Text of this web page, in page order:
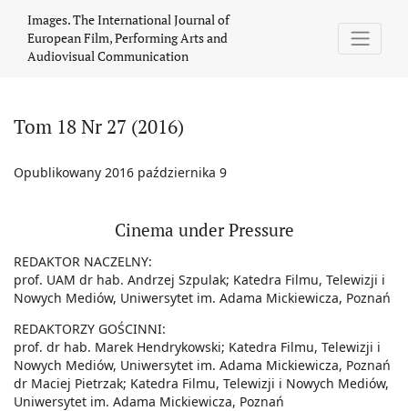
Images. The International Journal of
European Film, Performing Arts and
Audiovisual Communication
Tom 18 Nr 27 (2016)
Opublikowany 2016 października 9
Cinema under Pressure
REDAKTOR NACZELNY:
prof. UAM dr hab. Andrzej Szpulak; Katedra Filmu, Telewizji i
Nowych Mediów, Uniwersytet im. Adama Mickiewicza, Poznań
REDAKTORZY GOŚCINNI:
prof. dr hab. Marek Hendrykowski; Katedra Filmu, Telewizji i
Nowych Mediów, Uniwersytet im. Adama Mickiewicza, Poznań
dr Maciej Pietrzak; Katedra Filmu, Telewizji i Nowych Mediów,
Uniwersytet im. Adama Mickiewicza, Poznań